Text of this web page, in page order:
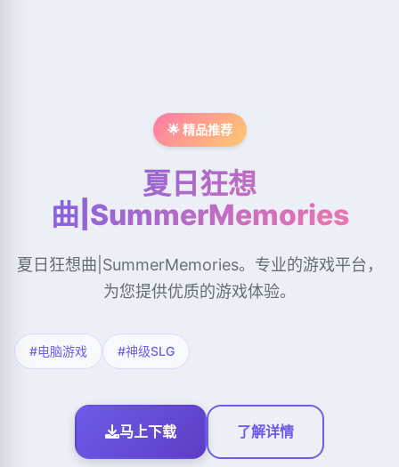
🌟 精品推荐
夏日狂想
曲|SummerMemories
夏日狂想曲|SummerMemories。专业的游戏平台，
为您提供优质的游戏体验。
#电脑游戏 #神级SLG
马上下载 了解详情